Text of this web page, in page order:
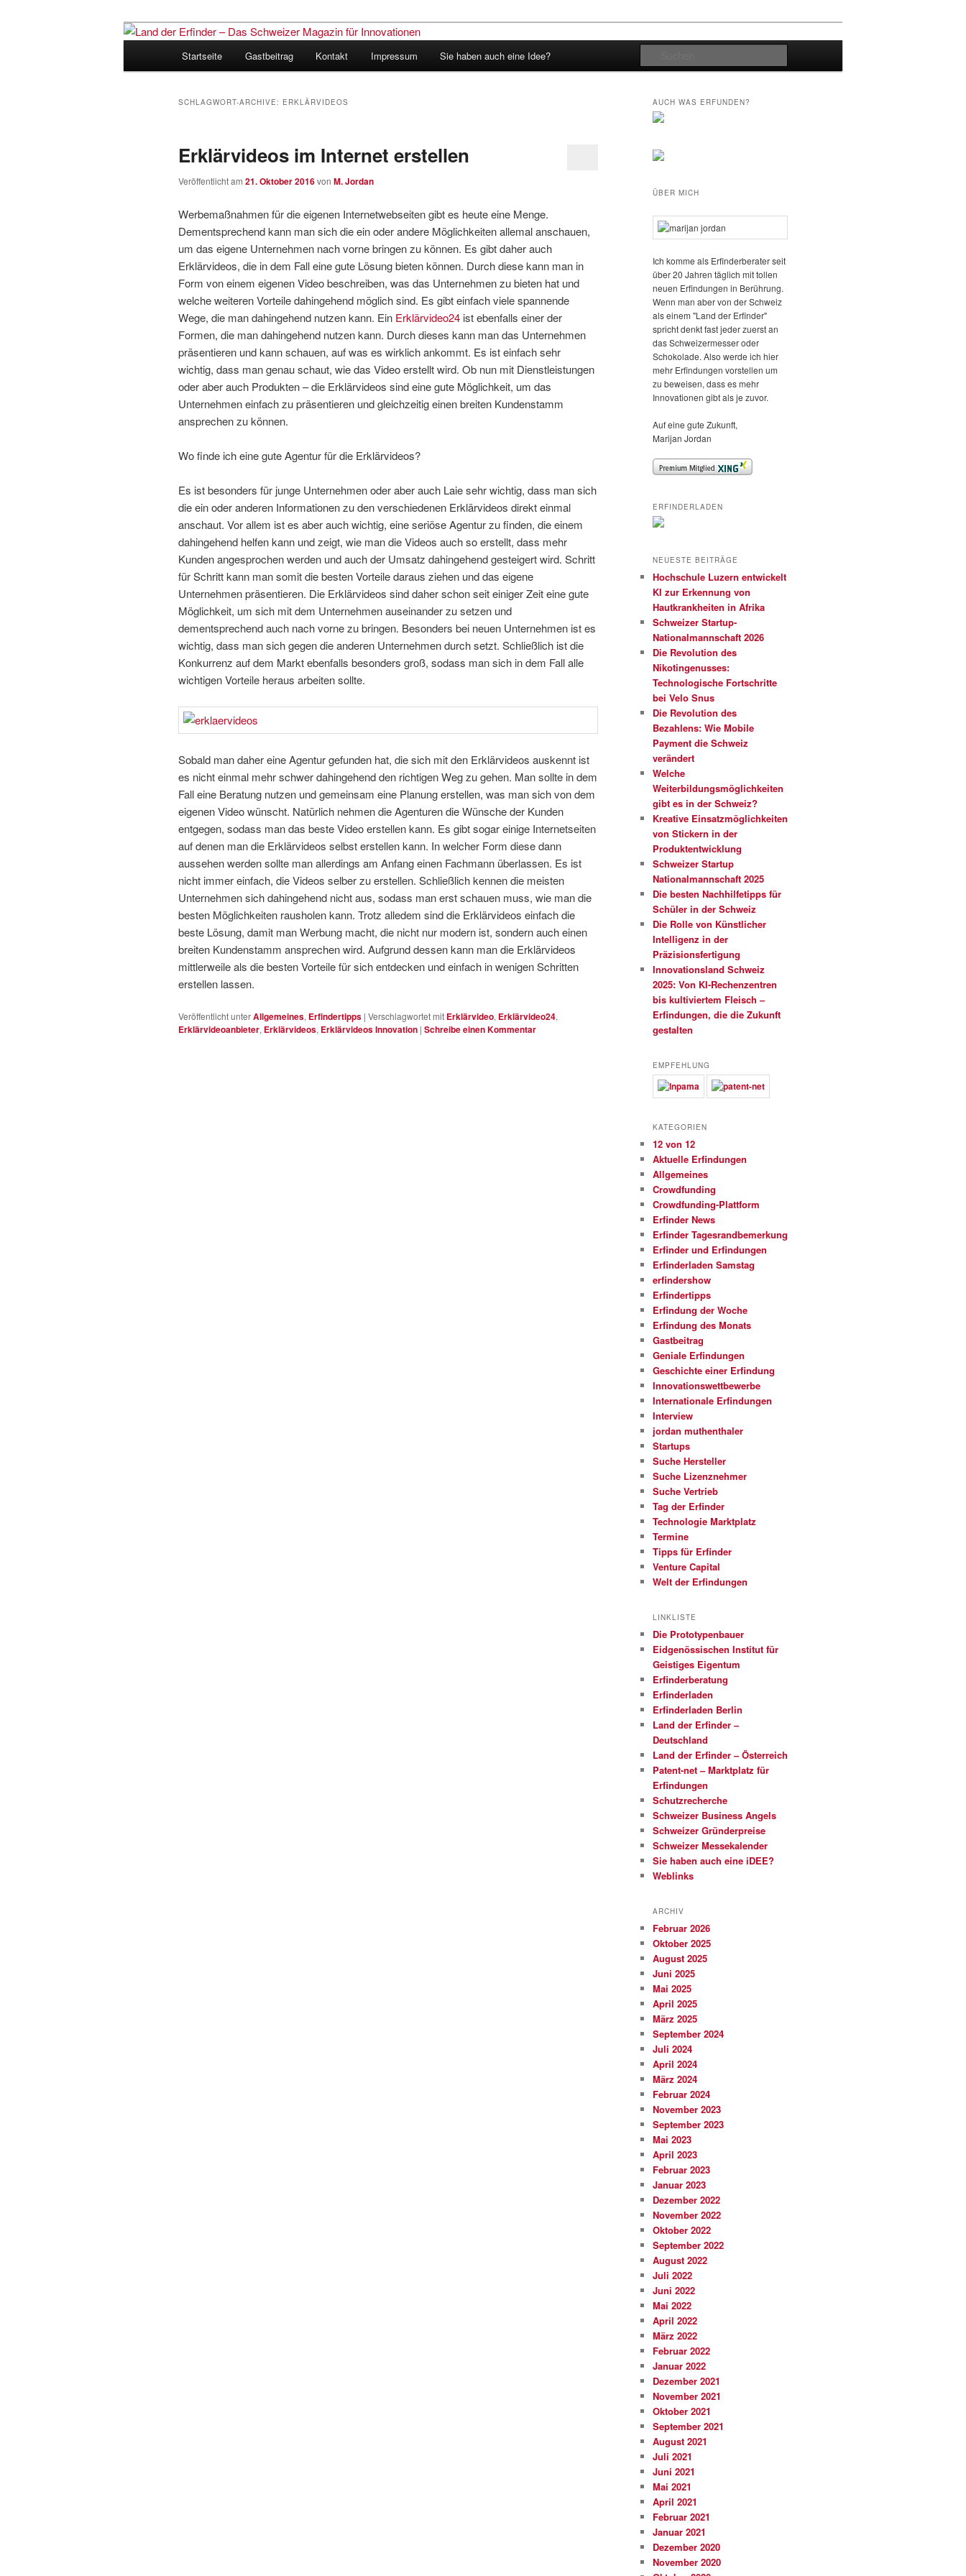
Land der Erfinder – Das Schweizer Magazin
für Innovationen
Startseite Gastbeitrag Kontakt Impressum Sie haben auch eine Idee?
SCHLAGWORT-ARCHIVE: ERKLÄRVIDEOS
Erklärvideos im Internet erstellen
Veröffentlicht am 21. Oktober 2016von M. Jordan
Werbemaßnahmen für die eigenen Internetwebseiten gibt es heute eine Menge.
Dementsprechend kann man sich die ein oder andere Möglichkeiten allemal anschauen,
um das eigene Unternehmen nach vorne bringen zu können. Es gibt daher auch
Erklärvideos, die in dem Fall eine gute Lösung bieten können. Durch diese kann man in
Form von einem eigenen Video beschreiben, was das Unternehmen zu bieten hat und
welche weiteren Vorteile dahingehend möglich sind. Es gibt einfach viele spannende
Wege, die man dahingehend nutzen kann. Ein Erklärvideo24 ist ebenfalls einer der
Formen, die man dahingehend nutzen kann. Durch dieses kann man das Unternehmen
präsentieren und kann schauen, auf was es wirklich ankommt. Es ist einfach sehr
wichtig, dass man genau schaut, wie das Video erstellt wird. Ob nun mit Dienstleistungen
oder aber auch Produkten – die Erklärvideos sind eine gute Möglichkeit, um das
Unternehmen einfach zu präsentieren und gleichzeitig einen breiten Kundenstamm
ansprechen zu können.
Wo finde ich eine gute Agentur für die Erklärvideos?
Es ist besonders für junge Unternehmen oder aber auch Laie sehr wichtig, dass man sich
die ein oder anderen Informationen zu den verschiedenen Erklärvideos direkt einmal
anschaut. Vor allem ist es aber auch wichtig, eine seriöse Agentur zu finden, die einem
dahingehend helfen kann und zeigt, wie man die Videos auch so erstellt, dass mehr
Kunden angesprochen werden und auch der Umsatz dahingehend gesteigert wird. Schritt
für Schritt kann man somit die besten Vorteile daraus ziehen und das eigene
Unternehmen präsentieren. Die Erklärvideos sind daher schon seit einiger Zeit eine gute
Möglichkeit, um sich mit dem Unternehmen auseinander zu setzen und
dementsprechend auch nach vorne zu bringen. Besonders bei neuen Unternehmen ist es
wichtig, dass man sich gegen die anderen Unternehmen durch setzt. Schließlich ist die
Konkurrenz auf dem Markt ebenfalls besonders groß, sodass man sich in dem Fall alle
wichtigen Vorteile heraus arbeiten sollte.
Sobald man daher eine Agentur gefunden hat, die sich mit den Erklärvideos auskennt ist
es nicht einmal mehr schwer dahingehend den richtigen Weg zu gehen. Man sollte in dem
Fall eine Beratung nutzen und gemeinsam eine Planung erstellen, was man sich von dem
eigenen Video wünscht. Natürlich nehmen die Agenturen die Wünsche der Kunden
entgegen, sodass man das beste Video erstellen kann. Es gibt sogar einige Internetseiten
auf denen man die Erklärvideos selbst erstellen kann. In welcher Form diese dann
aussehen werden sollte man allerdings am Anfang einen Fachmann überlassen. Es ist
nicht immer einfach, die Videos selber zu erstellen. Schließlich kennen die meisten
Unternehmen sich dahingehend nicht aus, sodass man erst schauen muss, wie man die
besten Möglichkeiten rausholen kann. Trotz alledem sind die Erklärvideos einfach die
beste Lösung, damit man Werbung macht, die nicht nur modern ist, sondern auch einen
breiten Kundenstamm ansprechen wird. Aufgrund dessen kann man die Erklärvideos
mittlerweile als die besten Vorteile für sich entdecken und einfach in wenigen Schritten
erstellen lassen.
Veröffentlicht unterAllgemeines, Erfindertipps | Verschlagwortet mit Erklärvideo, Erklärvideo24,
Erklärvideoanbieter, Erklärvideos, Erklärvideos Innovation | Schreibe einen Kommentar
AUCH WAS ERFUNDEN?
ÜBER MICH
Ich komme als Erfinderberater seit
über 20 Jahren täglich mit tollen
neuen Erfindungen in Berührung.
Wenn man aber von der Schweiz
als einem "Land der Erfinder"
spricht denkt fast jeder zuerst an
das Schweizermesser oder
Schokolade. Also werde ich hier
mehr Erfindungen vorstellen um
zu beweisen, dass es mehr
Innovationen gibt als je zuvor.
Auf eine gute Zukunft,
Marijan Jordan
ERFINDERLADEN
NEUESTE BEITRÄGE
Hochschule Luzern entwickelt
KI zur Erkennung von
Hautkrankheiten in Afrika
Schweizer Startup-
Nationalmannschaft 2026
Die Revolution des
Nikotingenusses:
Technologische Fortschritte
bei Velo Snus
Die Revolution des
Bezahlens: Wie Mobile
Payment die Schweiz
verändert
Welche
Weiterbildungsmöglichkeiten
gibt es in der Schweiz?
Kreative Einsatzmöglichkeiten
von Stickern in der
Produktentwicklung
Schweizer Startup
Nationalmannschaft 2025
Die besten Nachhilfetipps für
Schüler in der Schweiz
Die Rolle von Künstlicher
Intelligenz in der
Präzisionsfertigung
Innovationsland Schweiz
2025: Von KI-Rechenzentren
bis kultiviertem Fleisch –
Erfindungen, die die Zukunft
gestalten
EMPFEHLUNG
KATEGORIEN
12 von 12
Aktuelle Erfindungen
Allgemeines
Crowdfunding
Crowdfunding-Plattform
Erfinder News
Erfinder Tagesrandbemerkung
Erfinder und Erfindungen
Erfinderladen Samstag
erfindershow
Erfindertipps
Erfindung der Woche
Erfindung des Monats
Gastbeitrag
Geniale Erfindungen
Geschichte einer Erfindung
Innovationswettbewerbe
Internationale Erfindungen
Interview
jordan muthenthaler
Startups
Suche Hersteller
Suche Lizenznehmer
Suche Vertrieb
Tag der Erfinder
Technologie Marktplatz
Termine
Tipps für Erfinder
Venture Capital
Welt der Erfindungen
LINKLISTE
Die Prototypenbauer
Eidgenössischen Institut für
Geistiges Eigentum
Erfinderberatung
Erfinderladen
Erfinderladen Berlin
Land der Erfinder –
Deutschland
Land der Erfinder – Österreich
Patent-net – Marktplatz für
Erfindungen
Schutzrecherche
Schweizer Business Angels
Schweizer Gründerpreise
Schweizer Messekalender
Sie haben auch eine iDEE?
Weblinks
ARCHIV
Februar 2026
Oktober 2025
August 2025
Juni 2025
Mai 2025
April 2025
März 2025
September 2024
Juli 2024
April 2024
März 2024
Februar 2024
November 2023
September 2023
Mai 2023
April 2023
Februar 2023
Januar 2023
Dezember 2022
November 2022
Oktober 2022
September 2022
August 2022
Juli 2022
Juni 2022
Mai 2022
April 2022
März 2022
Februar 2022
Januar 2022
Dezember 2021
November 2021
Oktober 2021
September 2021
August 2021
Juli 2021
Juni 2021
Mai 2021
April 2021
Februar 2021
Januar 2021
Dezember 2020
November 2020